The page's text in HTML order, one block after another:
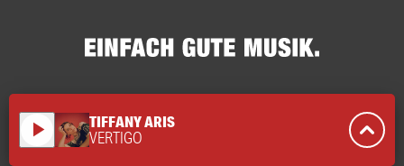
play_arrow TIFFANY ARIS
VERTIGO